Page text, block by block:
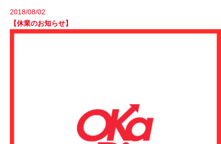
2018/08/02
【休業のお知らせ】